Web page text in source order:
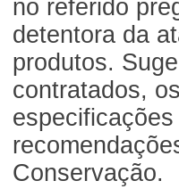
no referido
detentora da
produtos.
contratados,
Conservação.